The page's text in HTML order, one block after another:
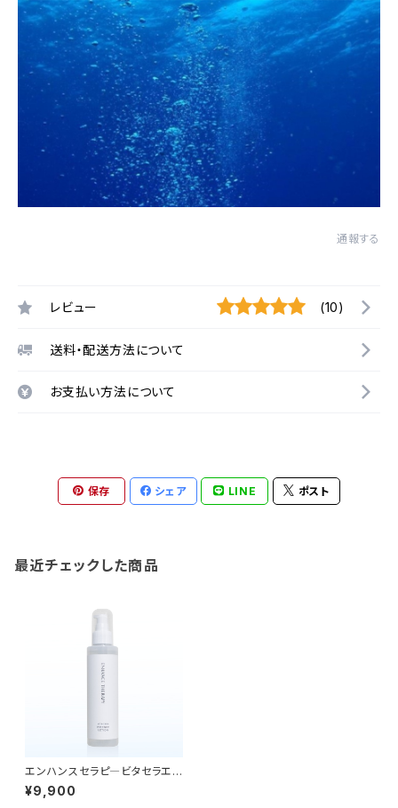
通報する
レビュー (10)
送料・配送方法について
お支払い方法について
保存 シェア LINE ポスト
最近チェックした商品
エンハンスセラピ―ビタセラエッ
センスローション150ml
¥9,900